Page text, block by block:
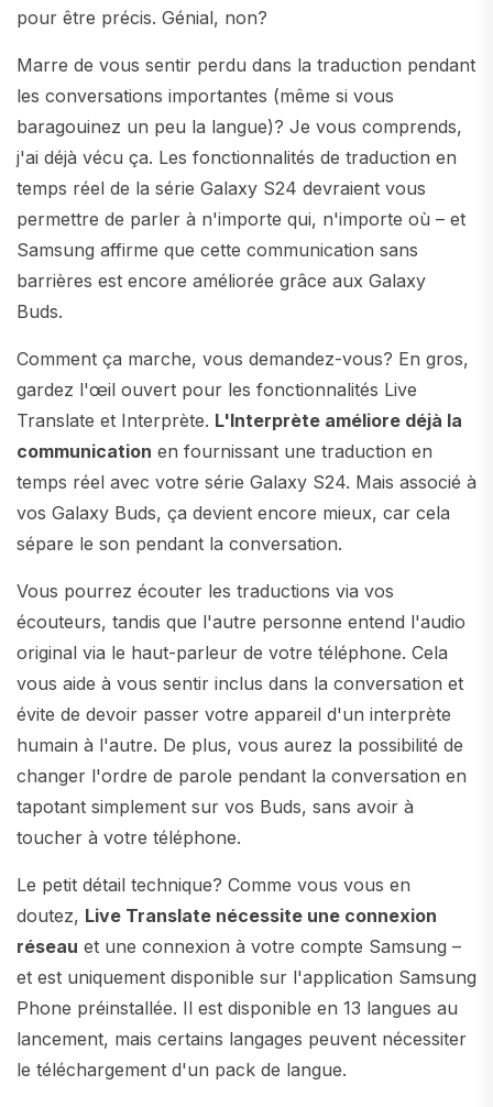
pour être précis. Génial, non?
Marre de vous sentir perdu dans la traduction pendant
les conversations importantes (même si vous
baragouinez un peu la langue)? Je vous comprends,
j'ai déjà vécu ça. Les fonctionnalités de traduction en
temps réel de la série Galaxy S24 devraient vous
permettre de parler à n'importe qui, n'importe où – et
Samsung affirme que cette communication sans
barrières est encore améliorée grâce aux Galaxy
Buds.
Comment ça marche, vous demandez-vous? En gros,
gardez l'œil ouvert pour les fonctionnalités Live
Translate et Interprète. L'Interprète améliore déjà la
communication en fournissant une traduction en
temps réel avec votre série Galaxy S24. Mais associé à
vos Galaxy Buds, ça devient encore mieux, car cela
sépare le son pendant la conversation.
Vous pourrez écouter les traductions via vos
écouteurs, tandis que l'autre personne entend l'audio
original via le haut-parleur de votre téléphone. Cela
vous aide à vous sentir inclus dans la conversation et
évite de devoir passer votre appareil d'un interprète
humain à l'autre. De plus, vous aurez la possibilité de
changer l'ordre de parole pendant la conversation en
tapotant simplement sur vos Buds, sans avoir à
toucher à votre téléphone.
Le petit détail technique? Comme vous vous en
doutez, Live Translate nécessite une connexion
réseau et une connexion à votre compte Samsung –
et est uniquement disponible sur l'application Samsung
Phone préinstallée. Il est disponible en 13 langues au
lancement, mais certains langages peuvent nécessiter
le téléchargement d'un pack de langue.